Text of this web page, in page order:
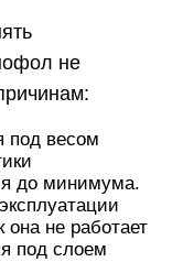
не
под весом
до минимума.
она не работает
под слоем